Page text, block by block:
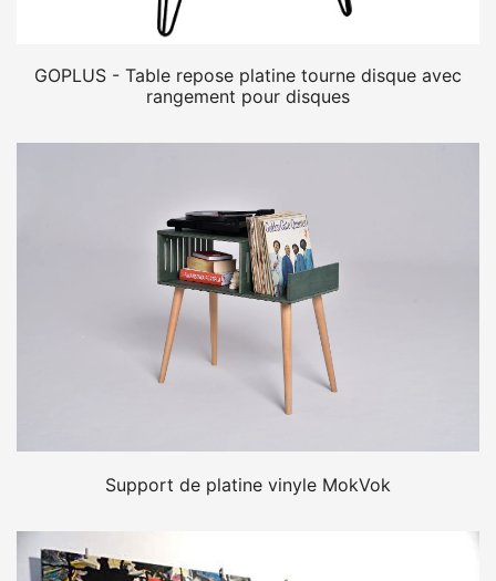
GOPLUS - Table repose platine tourne disque avec
rangement pour disques
Support de platine vinyle MokVok